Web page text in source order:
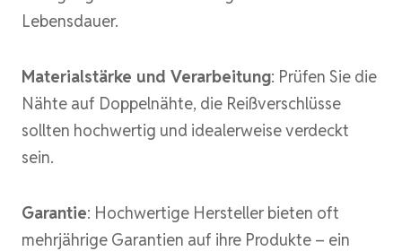
Lebensdauer.
Materialstärke und Verarbeitung: Prüfen Sie die
Nähte auf Doppelnähte, die Reißverschlüsse
sollten hochwertig und idealerweise verdeckt
sein.
Garantie: Hochwertige Hersteller bieten oft
mehrjährige Garantien auf ihre Produkte – ein